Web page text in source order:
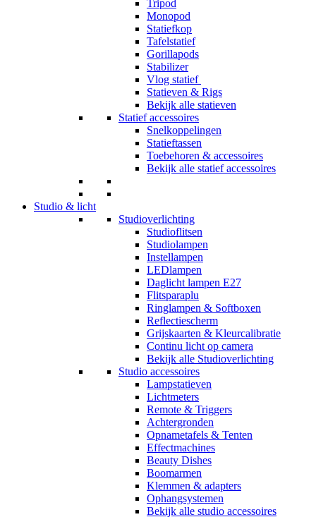
Tripod
Monopod
Statiefkop
Tafelstatief
Gorillapods
Stabilizer
Vlog statief
Statieven & Rigs
Bekijk alle statieven
Statief accessoires
Snelkoppelingen
Statieftassen
Toebehoren & accessoires
Bekijk alle statief accessoires
Studio & licht
Studioverlichting
Studioflitsen
Studiolampen
Instellampen
LEDlampen
Daglicht lampen E27
Flitsparaplu
Ringlampen & Softboxen
Reflectiescherm
Grijskaarten & Kleurcalibratie
Continu licht op camera
Bekijk alle Studioverlichting
Studio accessoires
Lampstatieven
Lichtmeters
Remote & Triggers
Achtergronden
Opnametafels & Tenten
Effectmachines
Beauty Dishes
Boomarmen
Klemmen & adapters
Ophangsystemen
Bekijk alle studio accessoires